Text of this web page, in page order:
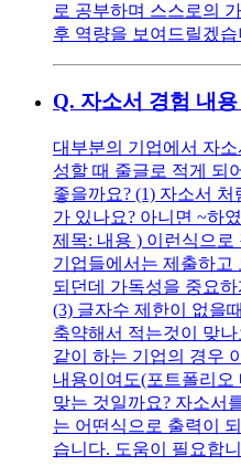
로 공부하며 스스로의
후 역량을 보여드릴겠
Q. 자소서 경험 내
대부분의 기업에서 자
성할 때 줄글로 적게 되
좋을까요? (1) 자소서
가 있나요? 아니면 ~하
제목: 내용 ) 이런식으로
기업들에서는 제출하고
되던데 가독성을 중요
(3) 글자수 제한이 없을
축약해서 적는것이 맞
같이 하는 기업의 경우
내용이여도(포트폴리오
맞는 것일까요? 자소서
는 어떤식으로 출력이
습니다. 도움이 필요합